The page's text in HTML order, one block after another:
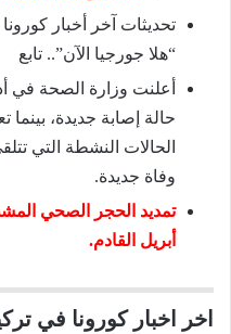
تحديثات آخر أخبار
“هلا جورجيا الآن”.. تابع
أعلنت وزارة الصحة
حالة إصابة جديدة، بينما
الحالات النشطة التي
وفاة جديدة.
تمديد الحجر الصحي
أبريل القادم.
اخر اخبار كورونا في